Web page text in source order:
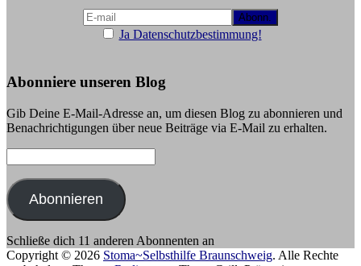
Ja Datenschutzbestimmung!
Abonniere unseren Blog
Gib Deine E-Mail-Adresse an, um diesen Blog zu abonnieren und
Benachrichtigungen über neue Beiträge via E-Mail zu erhalten.
Mail-
Adresse:
Abonnieren
Schließe dich 11 anderen Abonnenten an
Copyright © 2026 Stoma~Selbsthilfe Braunschweig. Alle Rechte